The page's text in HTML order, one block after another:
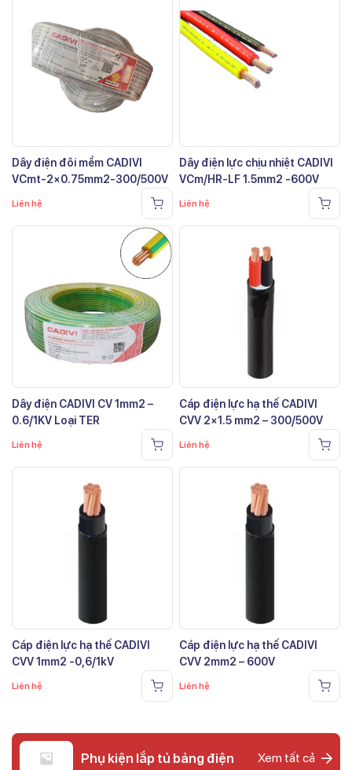
Dây điện đôi mềm CADIVI
VCmt-2×0.75mm2-300/500V
Liên hệ
Dây điện lực chịu nhiệt CADIVI
VCm/HR-LF 1.5mm2 -600V
Liên hệ
Dây điện CADIVI CV 1mm2 –
0.6/1KV Loại TER
Liên hệ
Cáp điện lực hạ thế CADIVI
CVV 2×1.5 mm2 – 300/500V
Liên hệ
Cáp điện lực hạ thế CADIVI
CVV 1mm2 -0,6/1kV
Liên hệ
Cáp điện lực hạ thế CADIVI
CVV 2mm2 – 600V
Liên hệ
Phụ kiện lắp tủ bảng điện Xem tất cả